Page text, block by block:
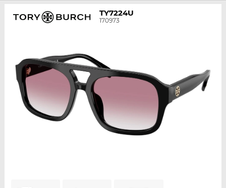
TY7224U
170973